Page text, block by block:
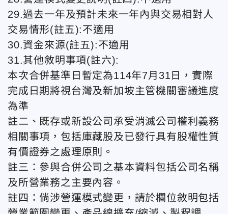
29.過去一年及預計未來一年內與交易相對人
交易情形(註五):不適用
30.資金來源(註五):不適用
31.其他敘明事項(註六):
本次合併基準日暫定為114年7月31日，實際
完成日期將視台灣及新加坡主管機關審議進度
為準
註二、既存或新設公司承受消滅公司權利義務
相關事項，包括庫藏股及已發行具有股權性質
有價證券之處理原則。
註三：參與合併公司之基本資料包括公司名稱
及所營業務之主要內容。
註四：倘涉營運模式變更，請於欄位敘明包括